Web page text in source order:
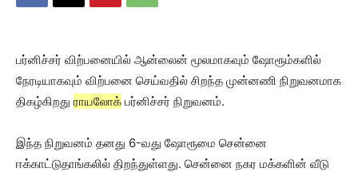
பர்னிச்சர் விற்பனையில் ஆன்லைன் மூலமாகவும் ஷோரூம்களில்
நேரடியாகவும் விற்பனை செய்வதில் சிறந்த முன்னணி நிறுவனமாக
திகழ்கிறது ராயலோக் பர்னிச்சர் நிறுவனம்.
இந்த நிறுவனம் தனது 6-வது ஷோரூமை சென்னை
ஈக்காட்டுதாங்கலில் திறந்துள்ளது. சென்னை நகர மக்களின் வீடு